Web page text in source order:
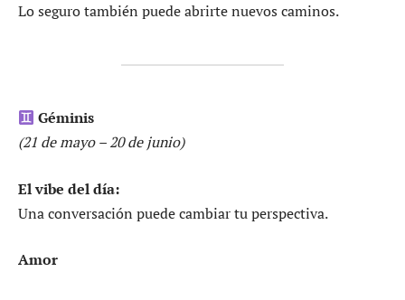
Lo seguro también puede abrirte nuevos caminos.
Géminis
(21 de mayo – 20 de junio)
El vibe del día:
Una conversación puede cambiar tu perspectiva.
Amor